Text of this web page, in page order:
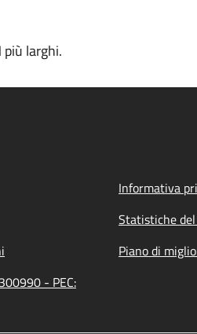
larghi.
Informativa
Statistiche
Piano di
- PEC: